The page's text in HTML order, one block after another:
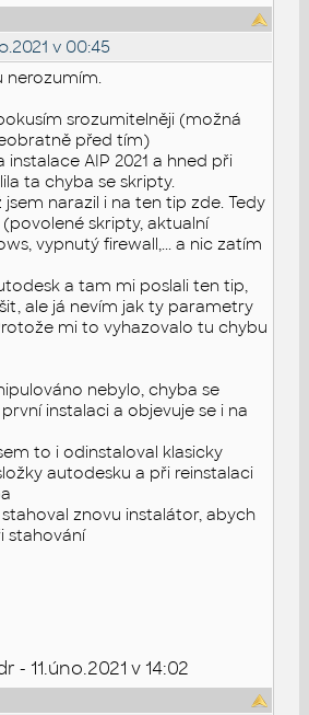
v 00:45
nerozumím.
srozumitelněji (možná
před tím)
instalace AIP 2021 a hned při
ta chyba se skripty.
jsem narazil i na ten tip zde. Tedy
skripty, aktualní
vypnutý firewall,... a nic zatím
a tam mi poslali ten tip,
ale já nevím jak ty parametry
mi to vyhazovalo tu chybu
nebylo, chyba se
instalaci a objevuje se i na
to i odinstaloval klasicky
autodesku a při reinstalaci
znovu instalátor, abych
stahování
- 11.úno.2021 v 14:02